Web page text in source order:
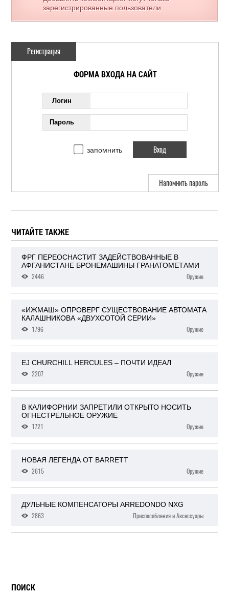
зарегистрированные пользователи
Регистрация
ФОРМА ВХОДА НА САЙТ
Логин
Пароль
запомнить
Напомнить пароль
ЧИТАЙТЕ ТАКЖЕ
ФРГ ПЕРЕОСНАСТИТ ЗАДЕЙСТВОВАННЫЕ В
АФГАНИСТАНЕ БРОНЕМАШИНЫ ГРАНАТОМЕТАМИ
2446
Оружие
«ИЖМАШ» ОПРОВЕРГ СУЩЕСТВОВАНИЕ АВТОМАТА
КАЛАШНИКОВА «ДВУХСОТОЙ СЕРИИ»
1796
Оружие
EJ CHURCHILL HERCULES – ПОЧТИ ИДЕАЛ
2207
Оружие
В КАЛИФОРНИИ ЗАПРЕТИЛИ ОТКРЫТО НОСИТЬ
ОГНЕСТРЕЛЬНОЕ ОРУЖИЕ
1721
Оружие
НОВАЯ ЛЕГЕНДА ОТ BARRETT
2615
Оружие
ДУЛЬНЫЕ КОМПЕНСАТОРЫ ARREDONDO NXG
2863
Приспособления и Аксессуары
ПОИСК